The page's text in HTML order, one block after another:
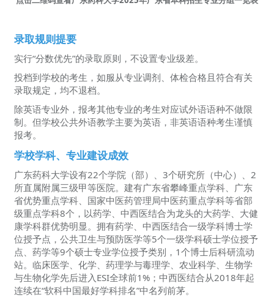
录取规则提要
实行“分数优先”的录取原则，不设置专业级差。
投档到学校的考生，如服从专业调剂、体检合格且符合有关
录取规定，均不退档。
除英语专业外，报考其他专业的考生对应试外语语种不做限
制。但学校公共外语教学主要为英语，非英语语种考生谨慎
报考。
学校学科、专业建设成效
广东药科大学设有22个学院（部）、3个研究所（中心）、2
所直属附属三级甲等医院。建有广东省攀峰重点学科、广东
省优势重点学科、国家中医药管理局中医药重点学科等省部
级重点学科8个，以药学、中西医结合为龙头的大药学、大健
康学科群优势明显。拥有药学、中西医结合一级学科博士学
位授予点，公共卫生与预防医学等5个一级学科硕士学位授予
点、药学等9个硕士专业学位授予类别，1个博士后科研流动
站。临床医学、化学、药理学与毒理学、农业科学、生物学
与生物化学先后进入ESI全球前1%；中西医结合从2018年起
连续在“软科中国最好学科排名”中名列前茅。